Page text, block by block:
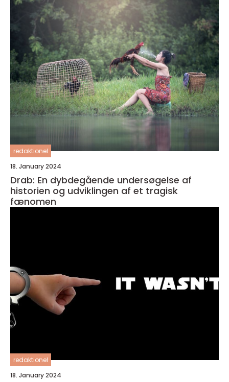
redaktionel
18. January 2024
Drab: En dybdegående undersøgelse af
historien og udviklingen af et tragisk
fænomen
redaktionel
18. January 2024